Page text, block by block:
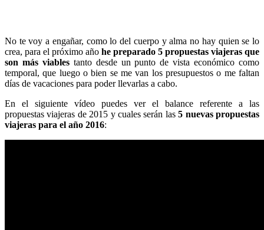
No te voy a engañar, como lo del cuerpo y alma no hay quien se lo
crea, para el próximo año he preparado 5 propuestas viajeras que
son más viablestanto desde un punto de vista económico como
temporal, que luego o bien se me van los presupuestos o me faltan
días de vacaciones para poder llevarlas a cabo.
En el siguiente vídeo puedes ver el balance referente a las
propuestas viajeras de 2015 y cuales serán las5 nuevas propuestas
viajeras para el año 2016: